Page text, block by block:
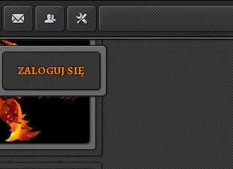
ZALOGUJ SIĘ